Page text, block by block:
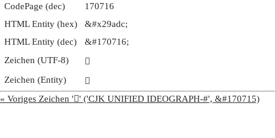
CodePage (dec)
170716
HTML Entity (hex)
&#x29adc;
HTML Entity (dec)
&#170716;
Zeichen (UTF-8)
𩫜
Zeichen (Entity)
𩫜
« Voriges Zeichen '𩫛' ('CJK UNIFIED IDEOGRAPH-#', &#170715)